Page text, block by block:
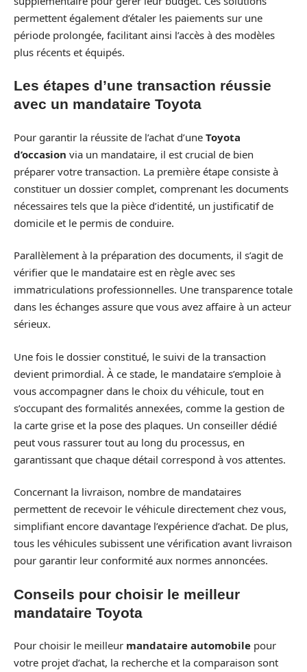
permettent également d’étaler les paiements sur une
période prolongée, facilitant ainsi l’accès à des modèles
plus récents et équipés.
Les étapes d’une transaction réussie
avec un mandataire Toyota
Pour garantir la réussite de l’achat d’une Toyota
d’occasion via un mandataire, il est crucial de bien
préparer votre transaction. La première étape consiste à
constituer un dossier complet, comprenant les documents
nécessaires tels que la pièce d’identité, un justificatif de
domicile et le permis de conduire.
Parallèlement à la préparation des documents, il s’agit de
vérifier que le mandataire est en règle avec ses
immatriculations professionnelles. Une transparence totale
dans les échanges assure que vous avez affaire à un acteur
sérieux.
Une fois le dossier constitué, le suivi de la transaction
devient primordial. À ce stade, le mandataire s’emploie à
vous accompagner dans le choix du véhicule, tout en
s’occupant des formalités annexées, comme la gestion de
la carte grise et la pose des plaques. Un conseiller dédié
peut vous rassurer tout au long du processus, en
garantissant que chaque détail correspond à vos attentes.
Concernant la livraison, nombre de mandataires
permettent de recevoir le véhicule directement chez vous,
simplifiant encore davantage l’expérience d’achat. De plus,
tous les véhicules subissent une vérification avant livraison
pour garantir leur conformité aux normes annoncées.
Conseils pour choisir le meilleur
mandataire Toyota
Pour choisir le meilleur mandataire automobile pour
votre projet d’achat, la recherche et la comparaison sont